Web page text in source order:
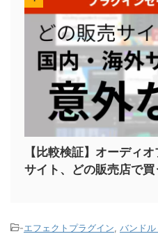
【比較検証】オーディ
サイト、どの販売店で買
-エフェクトプラグイン バンド